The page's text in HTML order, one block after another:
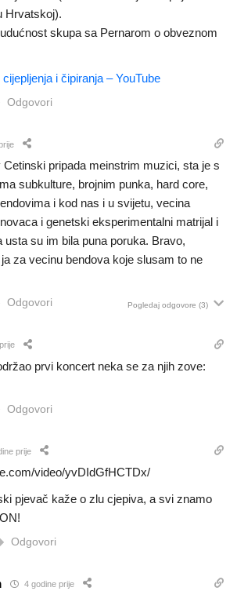
Hrvatskoj).
skupa sa Pernarom o obveznom
i čipiranja – YouTube
Odgovori
Cetinski pripada meinstrim muzici, sta je s
subkulture, brojnim punka, hard core,
i kod nas i u svijetu, vecina
i genetski eksperimentalni matrijal i
usta su im bila puna poruka. Bravo,
za vecinu bendova koje slusam to ne
Odgovori Pogledaj odgovore (3)
prvi koncert neka se za njih zove:
Odgovori
prije
video/yvDIdGfHCTDx/
pjevač kaže o zlu cjepiva, a svi znamo
Odgovori
4 godine prije